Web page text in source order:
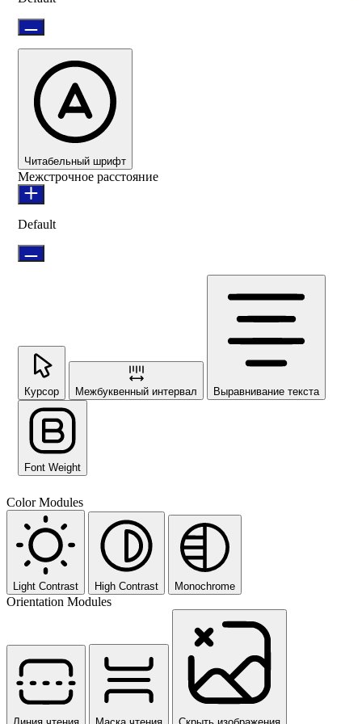
Читабельный шрифт
Межстрочное расстояние
Default
Курсор Межбуквенный интервал Выравнивание текста
Font Weight
Color Modules
Light Contrast High Contrast Monochrome
Orientation Modules